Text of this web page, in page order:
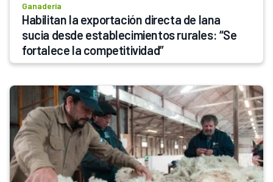
Ganadería
Habilitan la exportación directa de lana
sucia desde establecimientos rurales: “Se
fortalece la competitividad”